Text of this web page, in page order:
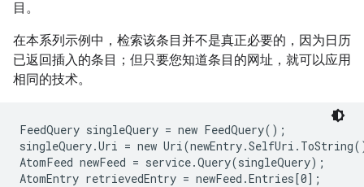
目。
在本系列示例中，检索该条目并不是真正必要的，因为日历
已返回插入的条目；但只要您知道条目的网址，就可以应用
相同的技术。
FeedQuery singleQuery = new FeedQuery();
singleQuery.Uri = new
AtomFeed newFeed = service.Query(singleQuery);
AtomEntry retrievedEntry = newFeed.Entries[0];